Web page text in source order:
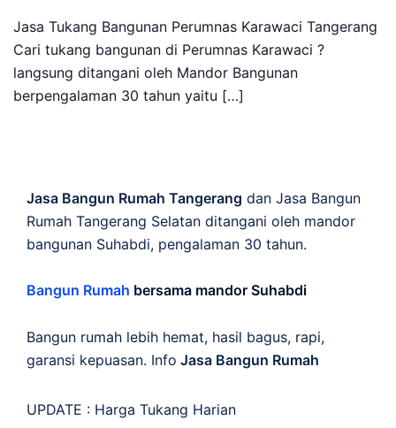
Jasa Tukang Bangunan Perumnas Karawaci Tangerang
Cari tukang bangunan di Perumnas Karawaci ?
langsung ditangani oleh Mandor Bangunan
berpengalaman 30 tahun yaitu […]
Jasa Bangun Rumah Tangerang dan Jasa Bangun
Rumah Tangerang Selatan ditangani oleh mandor
bangunan Suhabdi, pengalaman 30 tahun.
Bangun Rumah bersama mandor Suhabdi
Bangun rumah lebih hemat, hasil bagus, rapi,
garansi kepuasan. Info Jasa Bangun Rumah
UPDATE : Harga Tukang Harian